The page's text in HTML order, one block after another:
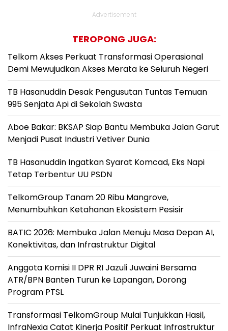
Advertisement
TEROPONG JUGA:
Telkom Akses Perkuat Transformasi Operasional
Demi Mewujudkan Akses Merata ke Seluruh Negeri
TB Hasanuddin Desak Pengusutan Tuntas Temuan
995 Senjata Api di Sekolah Swasta
Aboe Bakar: BKSAP Siap Bantu Membuka Jalan Garut
Menjadi Pusat Industri Vetiver Dunia
TB Hasanuddin Ingatkan Syarat Komcad, Eks Napi
Tetap Terbentur UU PSDN
TelkomGroup Tanam 20 Ribu Mangrove,
Menumbuhkan Ketahanan Ekosistem Pesisir
BATIC 2026: Membuka Jalan Menuju Masa Depan AI,
Konektivitas, dan Infrastruktur Digital
Anggota Komisi II DPR RI Jazuli Juwaini Bersama
ATR/BPN Banten Turun ke Lapangan, Dorong
Program PTSL
Transformasi TelkomGroup Mulai Tunjukkan Hasil,
InfraNexia Catat Kinerja Positif Perkuat Infrastruktur